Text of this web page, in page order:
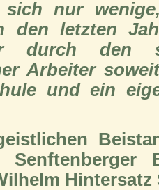
sich nur
den letzten
durch den
Arbeiter
und ein